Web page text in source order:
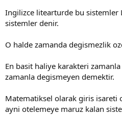
Ingilizce litearturde bu sistemler
sistemler denir.
O halde zamanda degismezlik
En basit haliye karakteri
zamanla degismeyen demektir.
Matematiksel olarak giris isareti
ayni otelemeye maruz kalan